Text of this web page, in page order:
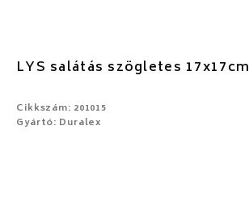
LYS salátás szögletes 17x17cm
Cikkszám: 201015
Gyártó: Duralex